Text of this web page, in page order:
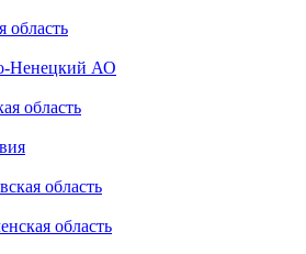
область
Ненецкий АО
область
область
область